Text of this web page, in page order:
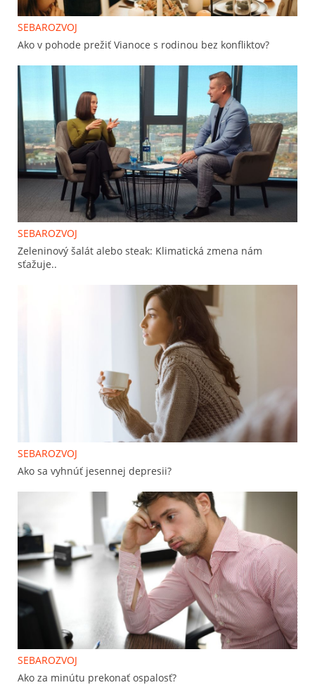
SEBAROZVOJ
Ako v pohode prežiť Vianoce s rodinou bez konfliktov?
SEBAROZVOJ
Zeleninový šalát alebo steak: Klimatická zmena nám
sťažuje..
SEBAROZVOJ
Ako sa vyhnúť jesennej depresii?
SEBAROZVOJ
Ako za minútu prekonať ospalosť?